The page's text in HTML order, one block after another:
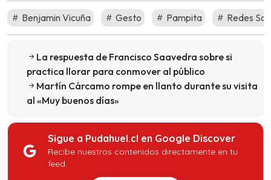
Benjamin Vicuña Gesto Pampita Redes
La respuesta de Francisco Saavedra sobre si
practica llorar para conmover al público
Martín Cárcamo rompe en llanto durante su visita
al «Muy buenos días»
Sigue a Pudahuel.cl en Google Discover
Recibe nuestros contenidos directamente en tu
feed.